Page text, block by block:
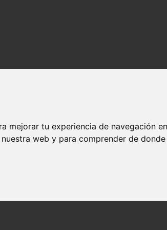
mejorar tu experiencia de navegación
web y para comprender de